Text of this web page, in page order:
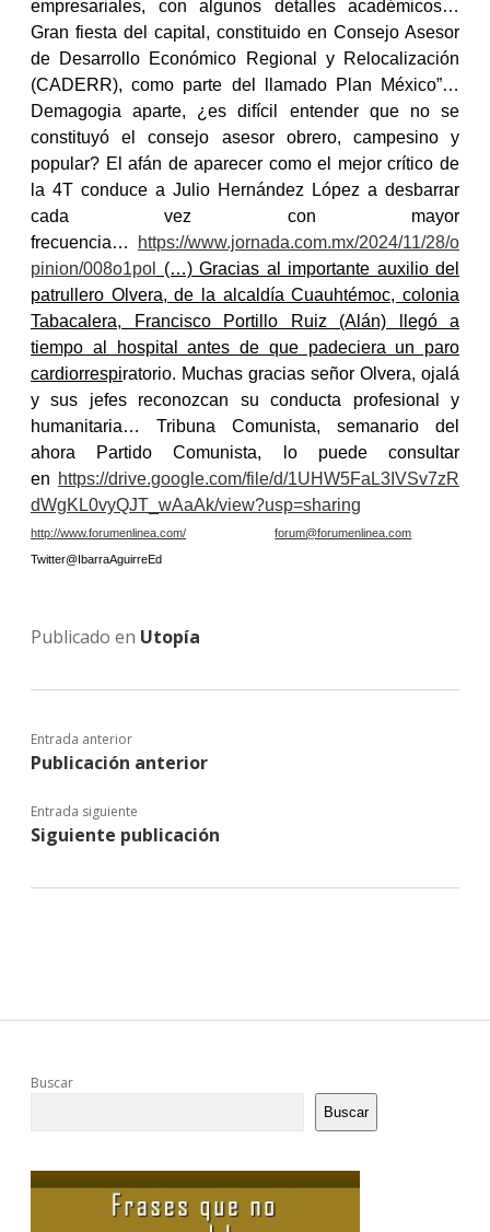
empresariales, con algunos detalles académicos…
Gran fiesta del capital, constituido en Consejo Asesor
de Desarrollo Económico Regional y Relocalización
(CADERR), como parte del llamado Plan México”…
Demagogia aparte, ¿es difícil entender que no se
constituyó el consejo asesor obrero, campesino y
popular? El afán de aparecer como el mejor crítico de
la 4T conduce a Julio Hernández López a desbarrar
cada vez con mayor
frecuencia…
https://www.jornada.com.mx/2024/11/28/o
pinion/008o1pol
(…) Gracias al importante auxilio del
patrullero Olvera, de la alcaldía Cuauhtémoc, colonia
Tabacalera, Francisco Portillo Ruiz (Alán) llegó a
tiempo al hospital antes de que padeciera un paro
cardiorrespiratorio. Muchas gracias señor Olvera, ojalá
y sus jefes reconozcan su conducta profesional y
humanitaria… Tribuna Comunista, semanario del
ahora Partido Comunista, lo puede consultar
en https://drive.google.com/file/d/1UHW5FaL3IVSv7zR
dWgKL0vyQJT_wAaAk/view?usp=sharing
http://www.forumenlinea.com/
forum@forumenlinea.com
Twitter@IbarraAguirreEd
Publicado en Utopía
Entrada anterior
Publicación anterior
Entrada siguiente
Siguiente publicación
Sidebar
Buscar
Buscar